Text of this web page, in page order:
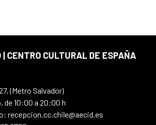
| CENTRO CULTURAL DE ESPAÑA
(Metro Salvador)
de 10:00 a 20:00 h
recepcion.cc.chile@aecid.es